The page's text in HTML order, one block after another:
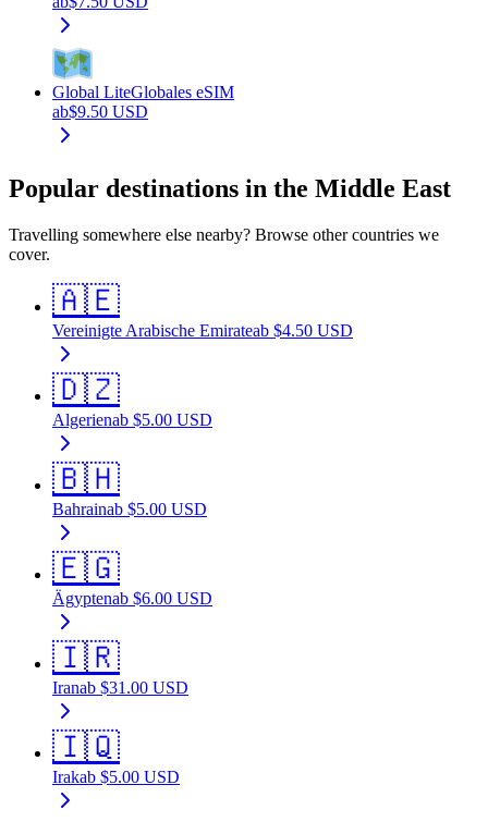
Global LiteGlobales eSIM
ab$9.50 USD
Popular destinations in the Middle East
Travelling somewhere else nearby? Browse other countries we
cover.
🇦🇪
Vereinigte Arabische Emirateab $4.50 USD
🇩🇿
Algerienab $5.00 USD
🇧🇭
Bahrainab $5.00 USD
🇪🇬
Ägyptenab $6.00 USD
🇮🇷
Iranab $31.00 USD
🇮🇶
Irakab $5.00 USD